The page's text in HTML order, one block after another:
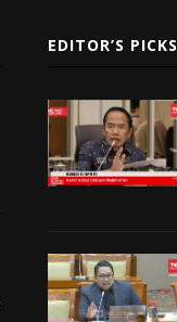
EDITOR’S PICKS